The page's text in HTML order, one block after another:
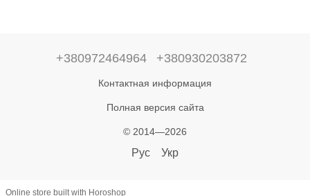
+380972464964 +380930203872
Контактная информация
Полная версия сайта
© 2014—2026
Рус Укр
Online store built with Horoshop